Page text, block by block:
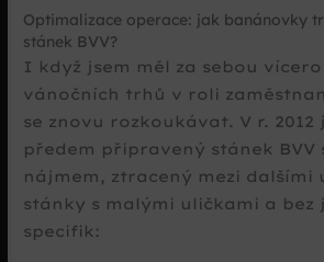
Optimalizace operace: jak banánovky
stánek BVV?
I když jsem měl za sebou
vánočních trhů v roli
se znovu rozkoukávat. V r. 2012
předem připravený stánek BVV
nájmem, ztracený mezi dalšími
stánky s malými uličkami a bez
specifik: